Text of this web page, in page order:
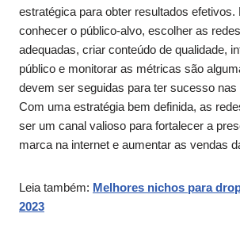
estratégica para obter resultados efetivos.
conhecer o público-alvo, escolher as
adequadas, criar conteúdo de qualidade,
público e monitorar as métricas são
devem ser seguidas para ter sucesso
Com uma estratégia bem definida, as
ser um canal valioso para fortalecer a
marca na internet e aumentar as vendas
Leia também: Melhores nichos para
2023